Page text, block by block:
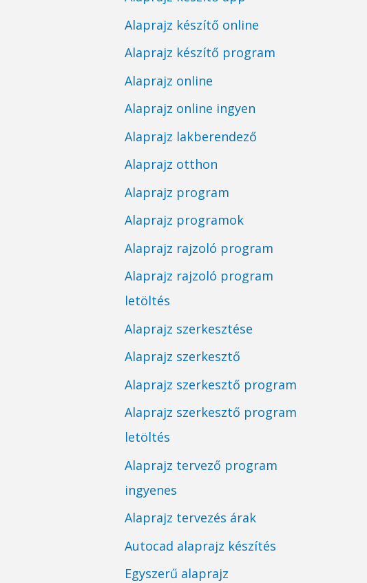
Alaprajz készítő online
Alaprajz készítő program
Alaprajz online
Alaprajz online ingyen
Alaprajz lakberendező
Alaprajz otthon
Alaprajz program
Alaprajz programok
Alaprajz rajzoló program
Alaprajz rajzoló program
letöltés
Alaprajz szerkesztése
Alaprajz szerkesztő
Alaprajz szerkesztő program
Alaprajz szerkesztő program
letöltés
Alaprajz tervező program
ingyenes
Alaprajz tervezés árak
Autocad alaprajz készítés
Egyszerű alaprajz